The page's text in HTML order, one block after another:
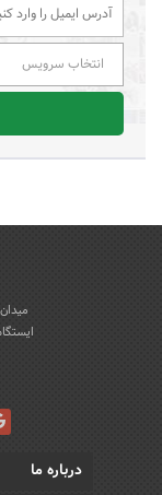
انتخاب سرویس
درباره ما